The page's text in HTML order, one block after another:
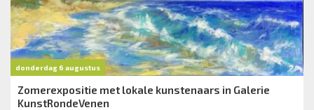
donderdag 6 augustus
Zomerexpositie met lokale kunstenaars in Galerie
KunstRondeVenen